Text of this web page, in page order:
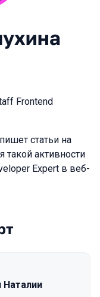
Frontend
статьи на
такой активности
Expert в веб-
Moscow
Наталии